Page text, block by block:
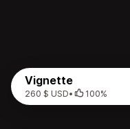
Vignette
260 $ USD• 100%